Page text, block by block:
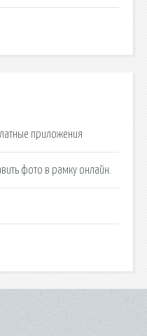
приложения
фото в рамку онлайн.